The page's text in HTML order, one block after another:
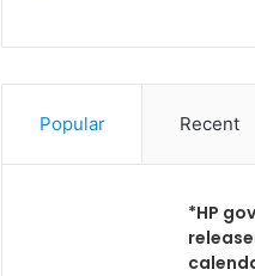
Popular Recent
*HP